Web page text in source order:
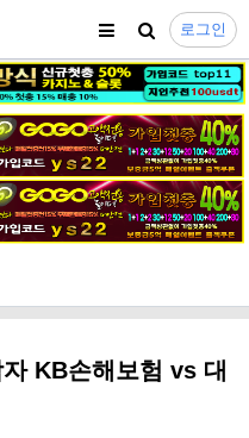
로그인
KB손해보험 vs 대